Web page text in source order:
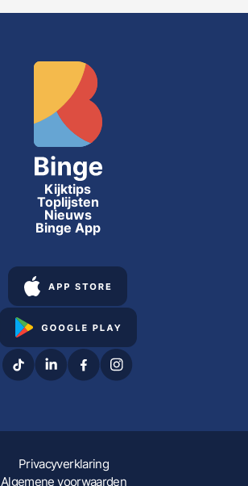
Kijktips
Toplijsten
Nieuws
Binge App
Privacyverklaring
Algemene voorwaarden